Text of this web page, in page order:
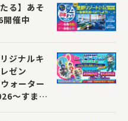
る】あそ
催中
ジナルキ
ゼン
ォーター
～すまな